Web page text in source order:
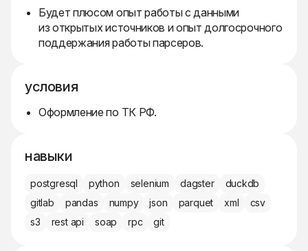
Будет плюсом опыт работы с данными
из открытых источников и опыт долгосрочного
поддержания работы парсеров.
условия
Оформление по ТК РФ.
навыки
postgresql python selenium dagster
duckdb
gitlab
pandas numpy json parquet xml
csv
s3
rest api soap rpc git